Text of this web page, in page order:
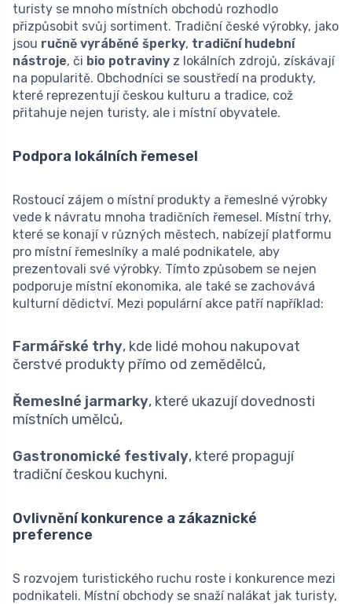
turisty se mnoho místních obchodů rozhodlo
přizpůsobit svůj sortiment. Tradiční české výrobky, jako
jsou ručně vyráběné šperky, tradiční hudební
nástroje, či bio potraviny z lokálních zdrojů, získávají
na popularitě. Obchodníci se soustředí na produkty,
které reprezentují českou kulturu a tradice, což
přitahuje nejen turisty, ale i místní obyvatele.
Podpora lokálních řemesel
Rostoucí zájem o místní produkty a řemeslné výrobky
vede k návratu mnoha tradičních řemesel. Místní trhy,
které se konají v různých městech, nabízejí platformu
pro místní řemeslníky a malé podnikatele, aby
prezentovali své výrobky. Tímto způsobem se nejen
podporuje místní ekonomika, ale také se zachovává
kulturní dědictví. Mezi populární akce patří například:
Farmářské trhy, kde lidé mohou nakupovat
čerstvé produkty přímo od zemědělců,
Řemeslné jarmarky, které ukazují dovednosti
místních umělců,
Gastronomické festivaly, které propagují
tradiční českou kuchyni.
Ovlivnění konkurence a zákaznické
preference
S rozvojem turistického ruchu roste i konkurence mezi
podnikateli. Místní obchody se snaží nalákat jak turisty,